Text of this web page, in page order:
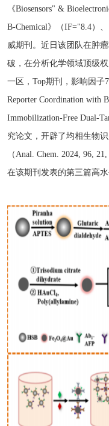
《Biosensors" &
B-Chemical》（IF="8.4）
威期刊。近日该团队在肿
破，在分析化学领域顶级
一区，Top期刊，影响因子
Reporter Coordination with
Immobilization-Free Dual-
究论文，开辟了均相生物
（Anal. Chem. 2024, 96,
在该期刊发表的第三篇高水